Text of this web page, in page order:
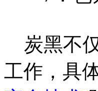
炭黑不
工作，具